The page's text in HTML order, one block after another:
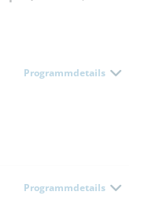
Programmdetails
Programmdetails